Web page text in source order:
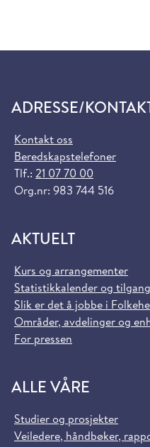
ADRESSE/
Kontakt oss
Beredskapstelefoner
Tlf.: 21 07 70 00
Org.nr: 983 744 516
AKTUELT
Kurs og arrangementer
Statistikkalender og
Slik er det å jobbe i
Områder, avdelinger og
For pressen
ALLE VÅRE
Studier og prosjekter
Veiledere, håndbøker,